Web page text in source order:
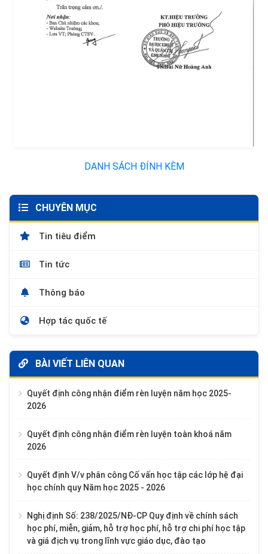
DANH SÁCH ĐÍNH KÈM
CHUYÊN MỤC
Tin tiêu điểm
Tin tức
Thông báo
Hợp tác quốc tế
BÀI VIẾT LIÊN QUAN
Quyết định công nhận điểm rèn luyện năm học 2025-
2026
Quyết định công nhận điểm rèn luyện toàn khoá năm
2026
Quyết định V/v phân công Cố vấn học tập các lớp hệ đại
học chính quy Năm học 2025 - 2026
Nghị định Số: 238/2025/NĐ-CP Quy định về chính sách
học phí, miễn, giảm, hỗ trợ học phí, hỗ trợ chi phí học tập
và giá địch vụ trong lĩnh vực giáo dục, đào tạo